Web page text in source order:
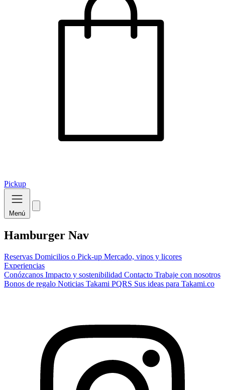
Pickup
Menú
Hamburger Nav
Reservas Domicilios o Pick-up Mercado, vinos y licores
Experiencias
Conózcanos Impacto y sostenibilidad Contacto Trabaje con nosotros
Bonos de regalo Noticias Takami PQRS Sus ideas para Takami.co